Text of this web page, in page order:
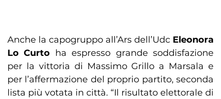
Anche la capogruppo all’Ars dell’Udc Eleonora
Lo Curto ha espresso grande soddisfazione
per la vittoria di Massimo Grillo a Marsala e
per l’affermazione del proprio partito, seconda
lista più votata in città. “Il risultato elettorale di